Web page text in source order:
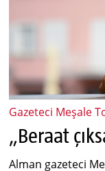
Gazeteci Meşale
Alman gazeteci